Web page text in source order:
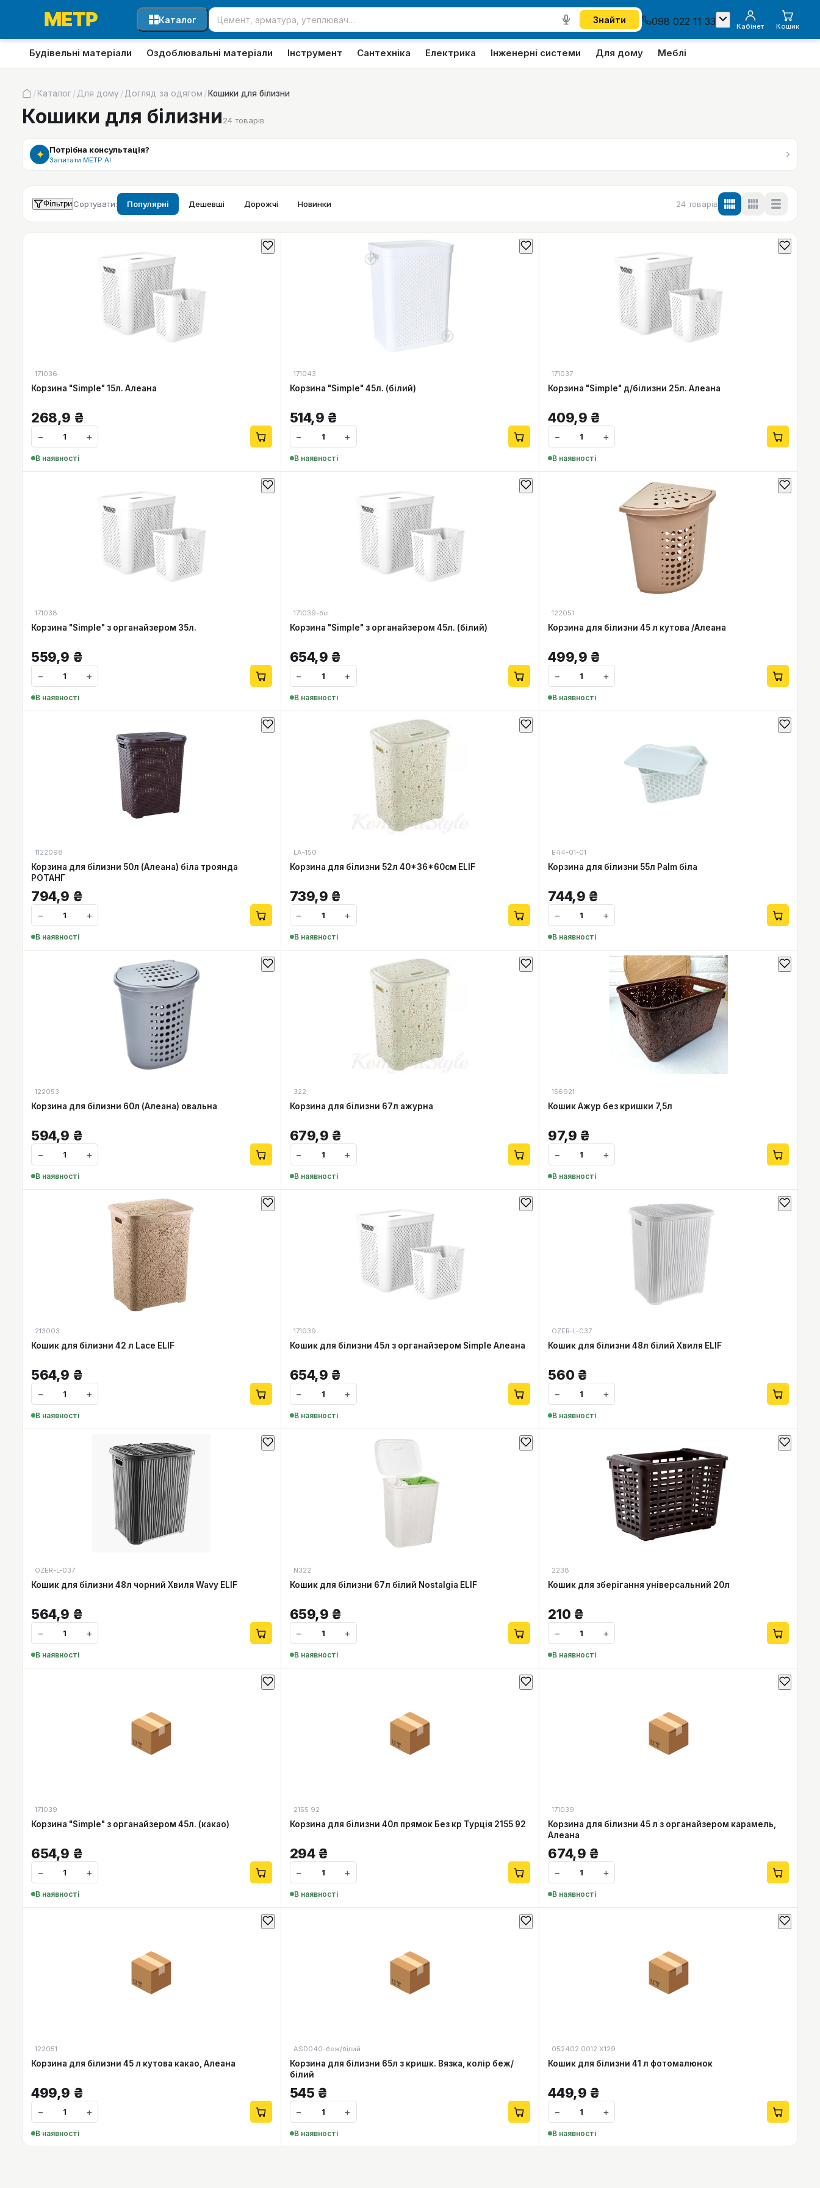
Каталог Знайти 098 022 11 33 Кабінет Кошик
Будівельні матеріали Оздоблювальні матеріали Інструмент Сантехніка Електрика Інженерні системи Для дому Меблі
/Каталог/ Для дому / Догляд за одягом /Кошики для білизни
Кошики для білизни24 товарів
✦ Потрібна консультація?
Запитати МЕТР АІ ›
Фільтри Сортувати: Популярні Дешевші Дорожчі Новинки 24 товарів
171036
Корзина "Simple" 15л. Алеана
268,9 ₴
− +
В наявності
171043
Корзина "Simple" 45л. (білий)
514,9 ₴
− +
В наявності
171037
Корзина "Simple" д/білизни 25л. Алеана
409,9 ₴
− +
В наявності
171038
Корзина "Simple" з органайзером 35л.
559,9 ₴
− +
В наявності
171039-біл
Корзина "Simple" з органайзером 45л. (білий)
654,9 ₴
− +
В наявності
122051
Корзина для білизни 45 л кутова /Алеана
499,9 ₴
− +
В наявності
1122098
Корзина для білизни 50л (Алеана) біла троянда
РОТАНГ
794,9 ₴
− +
В наявності
LA-150
Корзина для білизни 52л 40*36*60см ELIF
739,9 ₴
− +
В наявності
Е44-01-01
Корзина для білизни 55л Palm біла
744,9 ₴
− +
В наявності
122053
Корзина для білизни 60л (Алеана) овальна
594,9 ₴
− +
В наявності
322
Корзина для білизни 67л ажурна
679,9 ₴
− +
В наявності
156921
Кошик Ажур без кришки 7,5л
97,9 ₴
− +
В наявності
213003
Кошик для білизни 42 л Lace ELIF
564,9 ₴
− +
В наявності
171039
Кошик для білизни 45л з органайзером Simple Алеана
654,9 ₴
− +
В наявності
OZER-L-037
Кошик для білизни 48л білий Хвиля ELIF
560 ₴
− +
В наявності
OZER-L-037
Кошик для білизни 48л чорний Хвиля Wavy ELIF
564,9 ₴
− +
В наявності
N322
Кошик для білизни 67л білий Nostalgia ELIF
659,9 ₴
− +
В наявності
2238
Кошик для зберігання універсальний 20л
210 ₴
− +
В наявності
📦
171039
Корзина "Simple" з органайзером 45л. (какао)
654,9 ₴
− +
В наявності
📦
2155 92
Корзина для білизни 40л прямок Без кр Турція 2155 92
294₴
− +
В наявності
📦
171039
Корзина для білизни 45 л з органайзером карамель,
Алеана
674,9 ₴
− +
В наявності
📦
122051
Корзина для білизни 45 л кутова какао, Алеана
499,9 ₴
− +
В наявності
📦
ASD040-беж/білий
Корзина для білизни 65л з кришк. Вязка, колір беж/
білий
545 ₴
− +
В наявності
📦
052402 0012 Х129
Кошик для білизни 41 л фотомалюнок
449,9 ₴
− +
В наявності